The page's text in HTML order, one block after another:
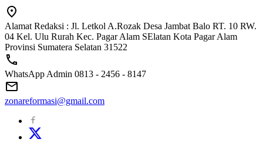
Alamat Redaksi : Jl. Letkol A.Rozak Desa Jambat Balo RT. 10 RW.
04 Kel. Ulu Rurah Kec. Pagar Alam SElatan Kota Pagar Alam
Provinsi Sumatera Selatan 31522
WhatsApp Admin 0813 - 2456 - 8147
zonareformasi@gmail.com